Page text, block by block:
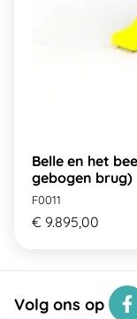
Belle en het
gebogen brug)
F0011
€ 9.895,00
Volg ons op